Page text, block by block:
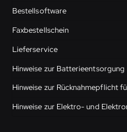
Bestellsoftware
Faxbestellschein
Lieferservice
Hinweise zur Batterieentsorgung
Hinweise zur Rücknahmepflicht
Hinweise zur Elektro- und